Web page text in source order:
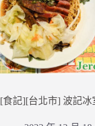
[食記][台北市] 波記